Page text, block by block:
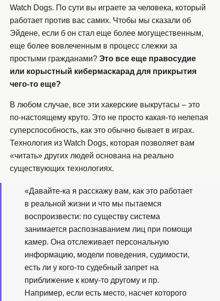
Watch Dogs. По сути вы играете за человека, который
работает против вас самих. Чтобы мы сказали об
Эйдене, если б он стал еще более могущественным,
еще более вовлеченным в процесс слежки за
простыми гражданами? Это все еще правосудие
или корыстный кибермаскарад для прикрытия
чего-то еще?
В любом случае, все эти хакерские выкрутасы – это
по-настоящему круто. Это не просто какая-то нелепая
суперспособность, как это обычно бывает в играх.
Технология из Watch Dogs, которая позволяет вам
«читать» других людей основана на реально
существующих технологиях.
«Давайте-ка я расскажу вам, как это работает
в реальной жизни и что мы пытаемся
воспроизвести: по существу система
занимается распознаванием лиц при помощи
камер. Она отслеживает персональную
информацию, модели поведения, судимости,
есть ли у кого-то судебный запрет на
приближение к кому-то другому и пр.
Например, если есть место, насчет которого